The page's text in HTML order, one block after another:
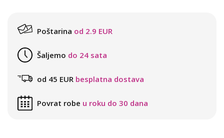
Poštarina od 2.9 EUR
Šaljemo do 24 sata
od 45 EUR besplatna dostava
Povrat robe u roku do 30 dana